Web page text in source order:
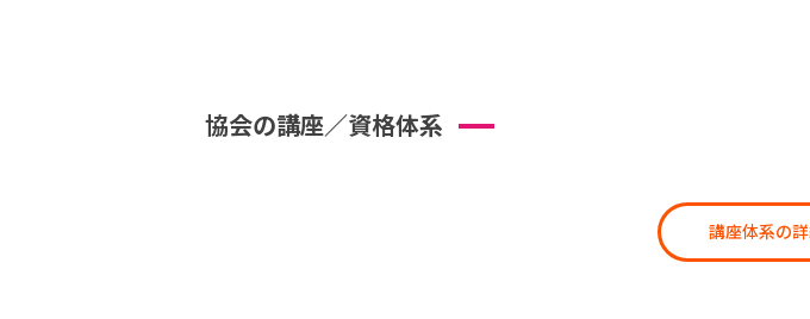
協会の講座／資格体系
講座体系の